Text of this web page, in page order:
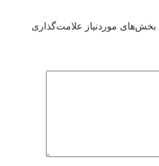
بخش‌های موردنیاز علامت‌گذاری